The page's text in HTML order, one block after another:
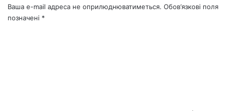
Ваша e-mail адреса не оприлюднюватиметься. Обов’язкові поля
позначені *